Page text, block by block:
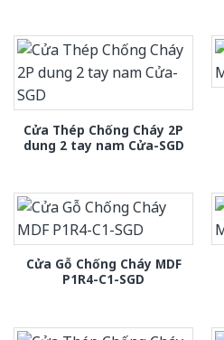
Cửa Thép Chống Cháy 2P
dung 2 tay nam Cửa-SGD
Cửa Gỗ Chống Cháy MDF
P1R4-C1-SGD